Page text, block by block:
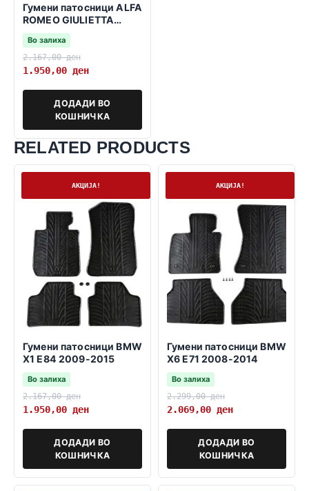
Гумени патосници ALFA
ROMEO GIULIETTA
2014->
Во залиха
2.167,00ден
1.950,00 ден
ДОДАДИ ВО
КОШНИЧКА
RELATED PRODUCTS
АКЦИЈА!
Гумени патосници BMW
X1 E84 2009-2015
Во залиха
2.167,00ден
1.950,00 ден
ДОДАДИ ВО
КОШНИЧКА
АКЦИЈА!
Гумени патосници BMW
X6 E71 2008-2014
Во залиха
2.299,00ден
2.069,00 ден
ДОДАДИ ВО
КОШНИЧКА